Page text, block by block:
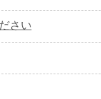
さい